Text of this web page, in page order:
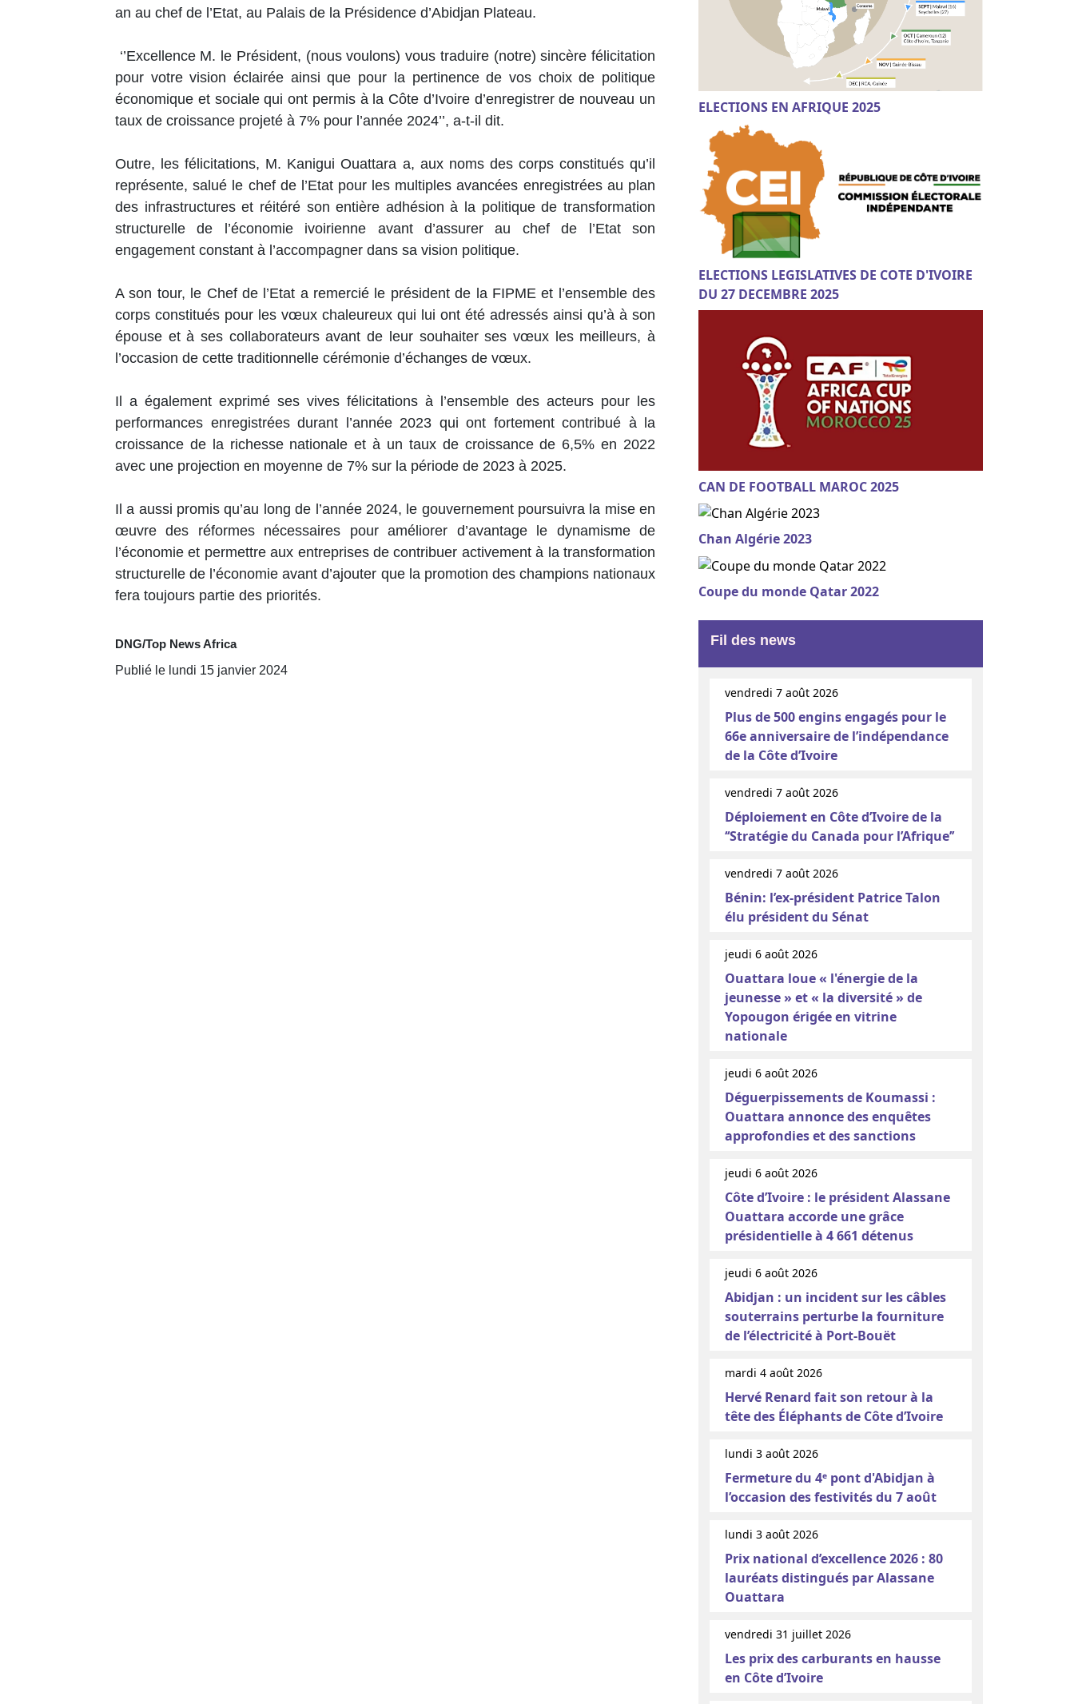
an au chef de l’Etat, au Palais de la Présidence d’Abidjan Plateau.
‘’Excellence M. le Président, (nous voulons) vous traduire (notre) sincère félicitation
pour votre vision éclairée ainsi que pour la pertinence de vos choix de politique
économique et sociale qui ont permis à la Côte d’Ivoire d’enregistrer de nouveau un
taux de croissance projeté à 7% pour l’année 2024’’, a-t-il dit.
Outre, les félicitations, M. Kanigui Ouattara a, aux noms des corps constitués qu’il
représente, salué le chef de l’Etat pour les multiples avancées enregistrées au plan
des infrastructures et réitéré son entière adhésion à la politique de transformation
structurelle de l’économie ivoirienne avant d’assurer au chef de l’Etat son
engagement constant à l’accompagner dans sa vision politique.
A son tour, le Chef de l’Etat a remercié le président de la FIPME et l’ensemble des
corps constitués pour les vœux chaleureux qui lui ont été adressés ainsi qu’à à son
épouse et à ses collaborateurs avant de leur souhaiter ses vœux les meilleurs, à
l’occasion de cette traditionnelle cérémonie d’échanges de vœux.
Il a également exprimé ses vives félicitations à l’ensemble des acteurs pour les
performances enregistrées durant l’année 2023 qui ont fortement contribué à la
croissance de la richesse nationale et à un taux de croissance de 6,5% en 2022
avec une projection en moyenne de 7% sur la période de 2023 à 2025.
Il a aussi promis qu’au long de l’année 2024, le gouvernement poursuivra la mise en
œuvre des réformes nécessaires pour améliorer d’avantage le dynamisme de
l’économie et permettre aux entreprises de contribuer activement à la transformation
structurelle de l’économie avant d’ajouter que la promotion des champions nationaux
fera toujours partie des priorités.
DNG/Top News Africa
Publié le lundi 15 janvier 2024
ELECTIONS EN AFRIQUE 2025
ELECTIONS LEGISLATIVES DE COTE D'IVOIRE
DU 27 DECEMBRE 2025
CAN DE FOOTBALL MAROC 2025
Chan Algérie 2023
Coupe du monde Qatar 2022
Fil des news
vendredi 7 août 2026
Plus de 500 engins engagés pour le
66e anniversaire de l’indépendance
de la Côte d’Ivoire
vendredi 7 août 2026
Déploiement en Côte d’Ivoire de la
‘‘Stratégie du Canada pour l’Afrique’’
vendredi 7 août 2026
Bénin: l’ex-président Patrice Talon
élu président du Sénat
jeudi 6 août 2026
Ouattara loue « l'énergie de la
jeunesse » et « la diversité » de
Yopougon érigée en vitrine
nationale
jeudi 6 août 2026
Déguerpissements de Koumassi :
Ouattara annonce des enquêtes
approfondies et des sanctions
jeudi 6 août 2026
Côte d’Ivoire : le président Alassane
Ouattara accorde une grâce
présidentielle à 4 661 détenus
jeudi 6 août 2026
Abidjan : un incident sur les câbles
souterrains perturbe la fourniture
de l’électricité à Port-Bouët
mardi 4 août 2026
Hervé Renard fait son retour à la
tête des Éléphants de Côte d’Ivoire
lundi 3 août 2026
Fermeture du 4ᵉ pont d'Abidjan à
l’occasion des festivités du 7 août
lundi 3 août 2026
Prix national d’excellence 2026 : 80
lauréats distingués par Alassane
Ouattara
vendredi 31 juillet 2026
Les prix des carburants en hausse
en Côte d’Ivoire